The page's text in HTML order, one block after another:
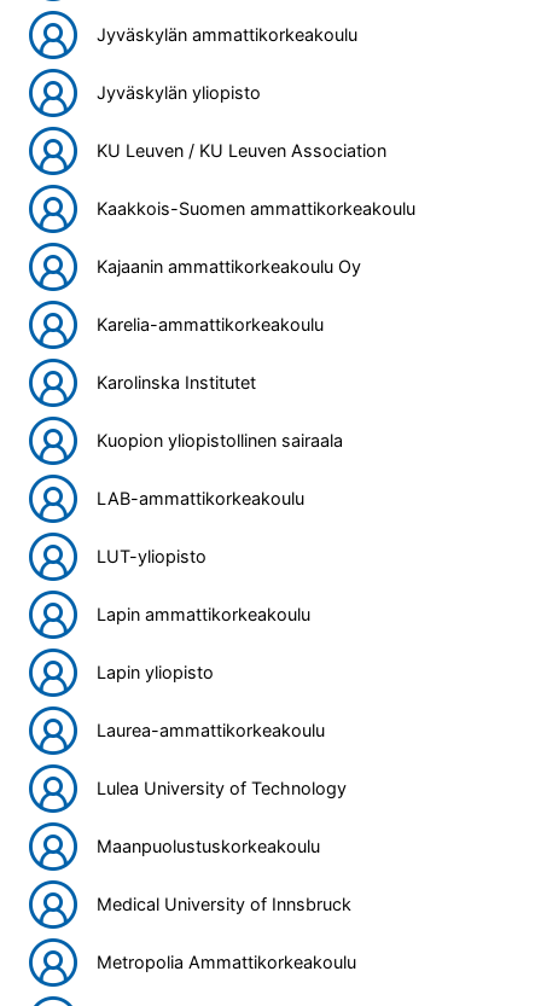
Jyväskylän ammattikorkeakoulu
Jyväskylän yliopisto
KU Leuven / KU Leuven Association
Kaakkois-Suomen ammattikorkeakoulu
Kajaanin ammattikorkeakoulu Oy
Karelia-ammattikorkeakoulu
Karolinska Institutet
Kuopion yliopistollinen sairaala
LAB-ammattikorkeakoulu
LUT-yliopisto
Lapin ammattikorkeakoulu
Lapin yliopisto
Laurea-ammattikorkeakoulu
Lulea University of Technology
Maanpuolustuskorkeakoulu
Medical University of Innsbruck
Metropolia Ammattikorkeakoulu